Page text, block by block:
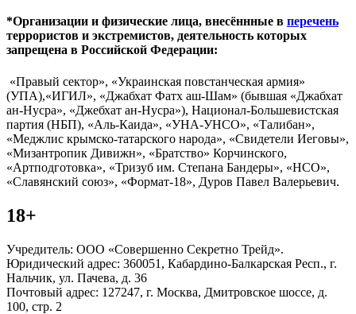
*Организации и физические лица, внесённные в перечень
террористов и экстремистов, деятельность которых
запрещена в Российской Федерации:
«Правый сектор», «Украинская повстанческая армия»
(УПА),«ИГИЛ», «Джабхат Фатх аш-Шам» (бывшая «Джабхат
ан-Нусра», «Джебхат ан-Нусра»), Национал-Большевистская
партия (НБП), «Аль-Каида», «УНА-УНСО», «Талибан»,
«Меджлис крымско-татарского народа», «Свидетели Иеговы»,
«Мизантропик Дивижн», «Братство» Корчинского,
«Артподготовка», «Тризуб им. Степана Бандеры», «НСО»,
«Славянский союз», «Формат-18», Дуров Павел Валерьевич.
18+
Учредитель: ООО «Совершенно Секретно Трейд».
Юридический адрес: 360051, Кабардино-Балкарская Респ., г.
Нальчик, ул. Пачева, д. 36
Почтовый адрес: 127247, г. Москва, Дмитровское шоссе, д.
100, стр. 2